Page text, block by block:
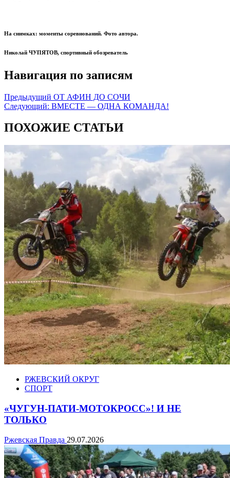
На снимках: моменты соревнований. Фото автора.
Николай ЧУПЯТОВ, спортивный обозреватель
Навигация по записям
Предыдущий ОТ АФИН ДО СОЧИ
Следующий: ВМЕСТЕ — ОДНА КОМАНДА!
ПОХОЖИЕ СТАТЬИ
РЖЕВСКИЙ ОКРУГ
СПОРТ
«ЧУГУН-ПАТИ-МОТОКРОСС»! И НЕ
ТОЛЬКО
Ржевская Правда 29.07.2026